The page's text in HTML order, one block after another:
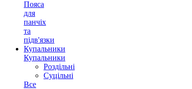
Пояса
для
панчіх
та
підв'язки
Купальники
Купальники
Роздільні
Суцільні
Все